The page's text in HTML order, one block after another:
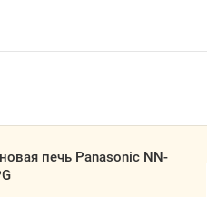
печь Panasonic NN-